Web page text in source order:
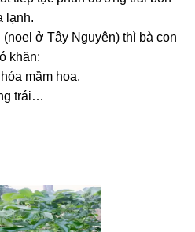
lạnh.
(noel ở Tây Nguyên) thì bà con
khăn:
mầm hoa.
trái…